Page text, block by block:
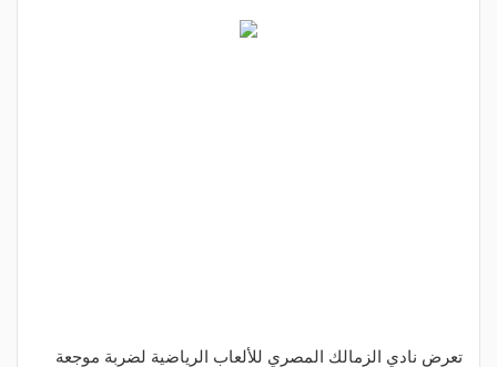
تعرض نادي الزمالك المصري للألعاب الرياضية لضربة موجعة